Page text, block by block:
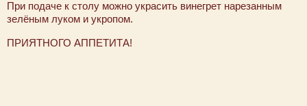
При подаче к столу можно украсить винегрет нарезанным
зелёным луком и укропом.
ПРИЯТНОГО АППЕТИТА!